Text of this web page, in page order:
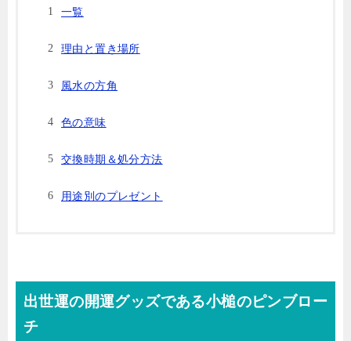
一覧
理由と置き場所
風水の方角
色の意味
交換時期＆処分方法
用途別のプレゼント
出世運の開運グッズである小槌のピンブロー
チ